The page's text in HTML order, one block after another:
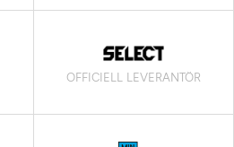
OFFICIELL LEVERANTÖR